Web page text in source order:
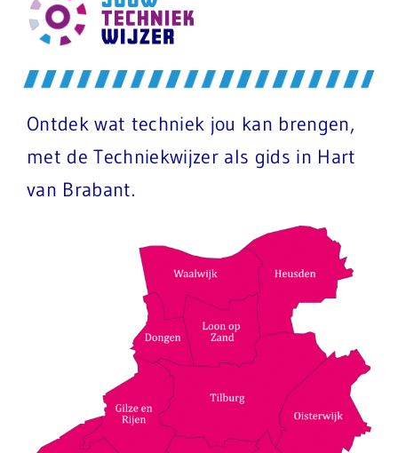
Ontdek wat techniek jou kan brengen,
met de Techniekwijzer als gids in Hart
van Brabant.